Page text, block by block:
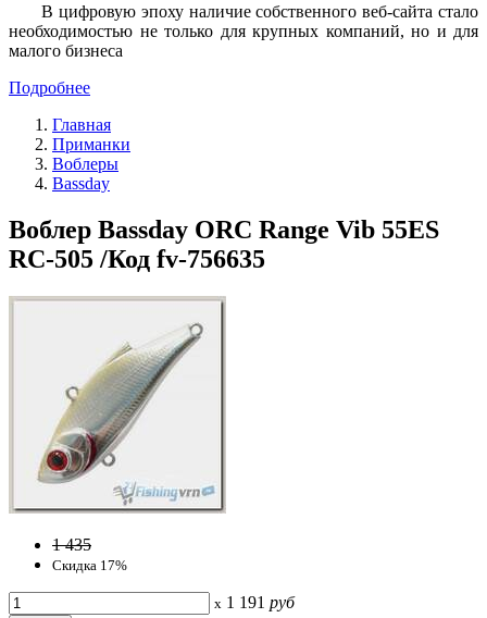
В цифровую эпоху наличие собственного веб-сайта стало
необходимостью не только для крупных компаний, но и для
малого бизнеса
Подробнее
Главная
Приманки
Воблеры
Bassday
Воблер Bassday ORC Range Vib 55ES
RC-505 /Код fv-756635
1 435
Скидка 17%
x 1 191 руб